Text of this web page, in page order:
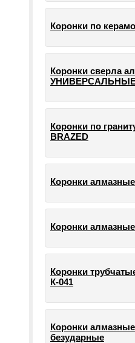
Коронки по
Коронки сверла
Коронки по
BRAZED
Коронки
Коронки
Коронки
К-041
Коронки
безударные